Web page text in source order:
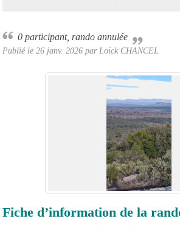
0 participant, rando annulée
Publié le 26 janv. 2026 par Loïck CHANCEL
Fiche d’information de la